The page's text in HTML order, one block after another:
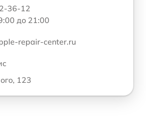
36-12
до 21:00
repair-center.ru
123